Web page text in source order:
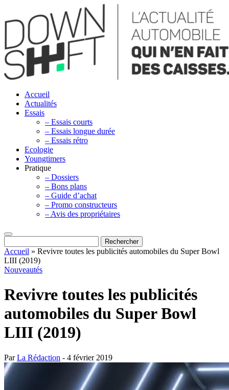
Accueil
Actualités
Essais
– Essais courts
– Essais longue durée
– Essais rétro
Ecologie
Youngtimers
Pratique
– Dossiers
– Bons plans
– Guide d’achat
– Promo constructeurs
– Avis des propriétaires
Accueil » Revivre toutes les publicités automobiles du Super Bowl
LIII (2019)
Nouveautés
Revivre toutes les publicités
automobiles du Super Bowl
LIII (2019)
ParLa Rédaction - 4 février 2019